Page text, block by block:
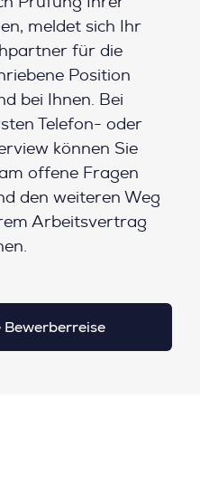
meldet sich Ihr
für die
Position
bei Ihnen. Bei
Telefon- oder
können Sie
offene Fragen
den weiteren Weg
Arbeitsvertrag